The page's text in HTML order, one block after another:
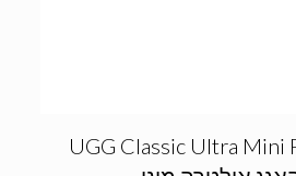
UGG Classic Ultra Mini